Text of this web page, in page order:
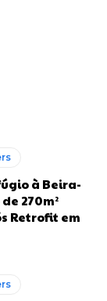
à Beira-
270m²
Retrofit em